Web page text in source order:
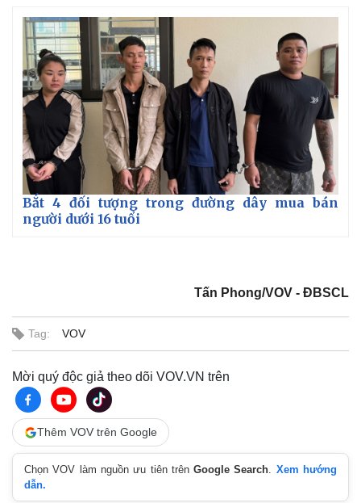
Kinh tế
Bất động sản
Khởi nghiệp
Thị trường
Giá vàng
Tiêu dùng
Tỷ giá
Chứng khoán
Giá cà phê
Bắt 4 đối tượng trong đường dây mua bán
người dưới 16 tuổi
Tấn Phong/VOV - ĐBSCL
Tag: VOV
Mời quý độc giả theo dõi VOV.VN trên
Thêm VOV trên Google
Chọn VOV làm nguồn ưu tiên trênGoogle Search. Xem hướng
dẫn.